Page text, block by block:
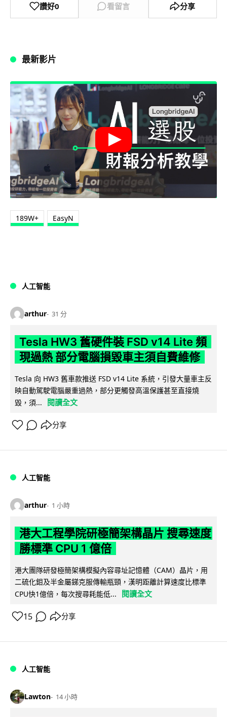
讚好0 看留言 分享
最新影片
189W+ EasyN
人工智能
arthur 31 分
Tesla HW3 舊硬件裝 FSD v14 Lite 頻
現過熱 部分電腦損毀車主須自費維修
Tesla 向 HW3 舊車款推送 FSD v14 Lite 系統，引發大量車主反
映自動駕駛電腦嚴重過熱，部分更觸發高溫保護甚至直接燒
毀，須...
閱讀全文
分享
人工智能
arthur 1 小時
港大工程學院研極簡架構晶片 搜尋速度
勝標準 CPU 1 億倍
港大團隊研發極簡架構模擬內容尋址記憶體（CAM）晶片，用
二硫化鉬及半金屬銻克服傳輸瓶頸，漢明距離計算速度比標準
CPU快1億倍，每次搜尋耗能低...
閱讀全文
15 分享
人工智能
Lawton 14 小時